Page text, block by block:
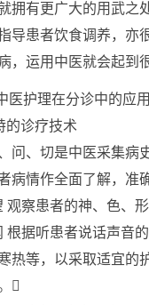
拥有更广大的用武之
导患者饮食调养，亦
，运用中医就会起到
护理在分诊中的应
诊疗技术
、切是中医采集病史
病情作全面了解，准
患者的神、色、形
听患者说话声音的
热等，以采取适宜的
